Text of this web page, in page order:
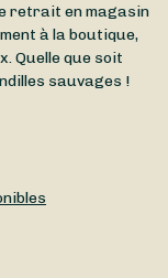
retrait en magasin
à la boutique,
. Quelle que soit
sauvages !